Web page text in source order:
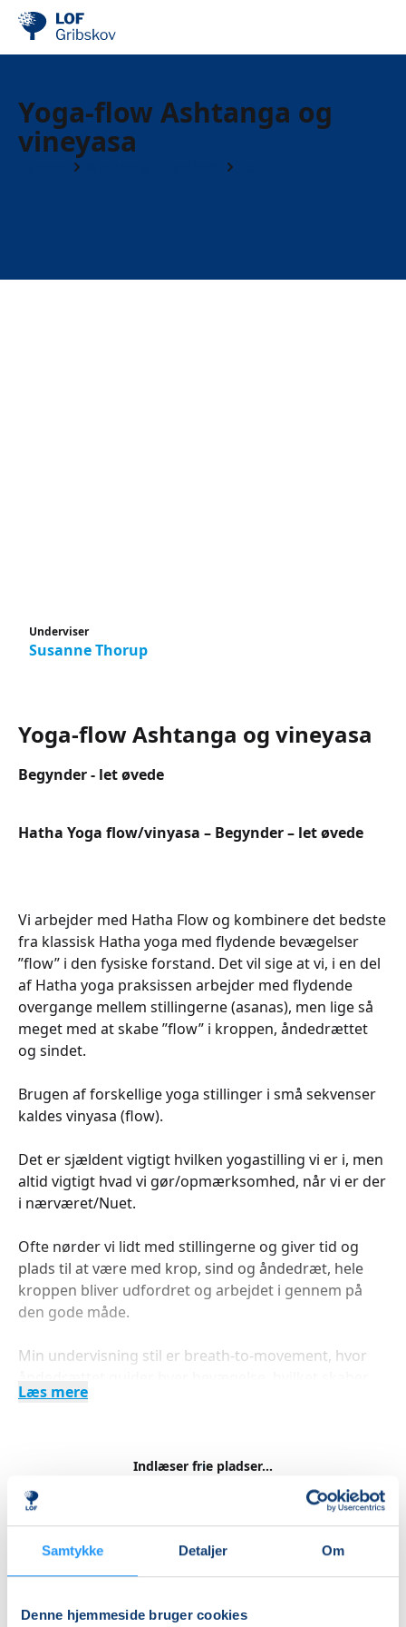
Samtykke Detaljer Om
Denne hjemmeside bruger cookies
Yoga-flow Ashtanga og
vineyasa
Underviser
Susanne Thorup
Yoga-flow Ashtanga og vineyasa
Begynder - let øvede
Hatha Yoga flow/vinyasa – Begynder – let øvede
Vi arbejder med Hatha Flow og kombinere det bedste
fra klassisk Hatha yoga med flydende bevægelser
”flow” i den fysiske forstand. Det vil sige at vi, i en del
af Hatha yoga praksissen arbejder med flydende
overgange mellem stillingerne (asanas), men lige så
meget med at skabe ”flow” i kroppen, åndedrættet
og sindet.
Brugen af forskellige yoga stillinger i små sekvenser
kaldes vinyasa (flow).
Det er sjældent vigtigt hvilken yogastilling vi er i, men
altid vigtigt hvad vi gør/opmærksomhed, når vi er der
i nærværet/Nuet.
Ofte nørder vi lidt med stillingerne og giver tid og
plads til at være med krop, sind og åndedræt, hele
kroppen bliver udfordret og arbejdet i gennem på
den gode måde.
Min undervisning stil er breath-to-movement, hvor
en meditativ rytme, der forbinder krop og sind.
designet til at give dig plads til at udvikle din yoga
praksis i dit eget tempo. Kom og oplev, hvordan yoga
kan blive en kilde til ro, styrke, balance og fornyet
energi.
Vi starter med en let åndedrætsøvelse og efter en let
Læs mere
Indlæser frie pladser...
Betal med